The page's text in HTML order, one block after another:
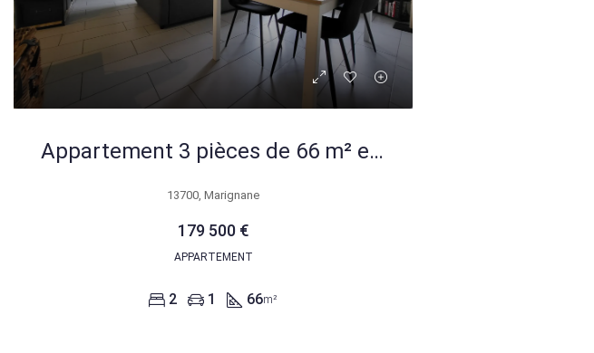
Appartement 3 pièces de 66 m² en rez-de-chaussée à Marignane avec confort et parking privé
13700, Marignane
179 500 €
APPARTEMENT
2 1 66m²